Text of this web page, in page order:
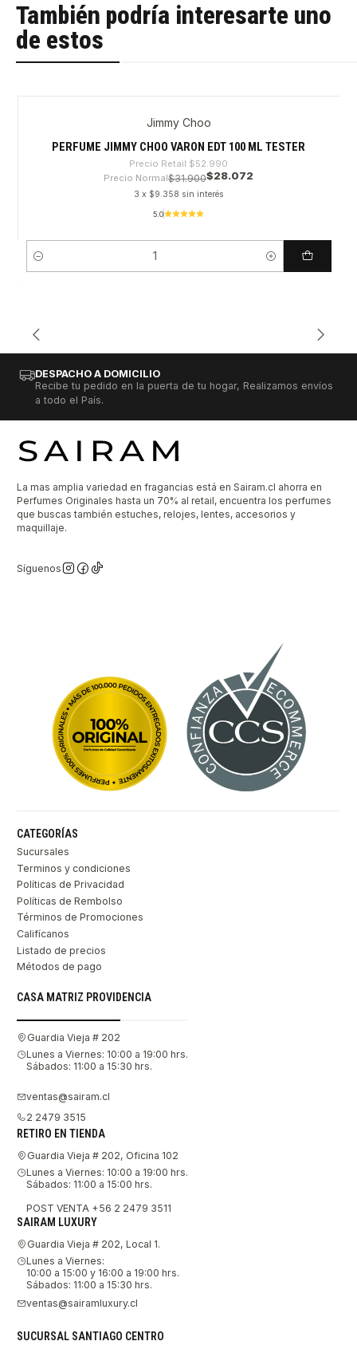
También podría interesarte uno
de estos
Jimmy Choo
PERFUME JIMMY CHOO VARON EDT 100 ML TESTER
Precio Retail $52.990
Precio Normal$31.900$28.072
3 x $9.358 sin interés
5.0
Cantidad
DESPACHO A DOMICILIO
Recibe tu pedido en la puerta de tu hogar, Realizamos envíos
a todo el País.
La mas amplia variedad en fragancias está en Sairam.cl ahorra en
Perfumes Originales hasta un 70% al retail, encuentra los perfumes
que buscas también estuches, relojes, lentes, accesorios y
maquillaje.
Síguenos
CATEGORÍAS
Sucursales
Terminos y condiciones
Políticas de Privacidad
Políticas de Rembolso
Términos de Promociones
Califícanos
Listado de precios
Métodos de pago
CASA MATRIZ PROVIDENCIA
Guardia Vieja # 202
Lunes a Viernes: 10:00 a 19:00 hrs.
Sábados: 11:00 a 15:30 hrs.
ventas@sairam.cl
2 2479 3515
RETIRO EN TIENDA
Guardia Vieja # 202, Oficina 102
Lunes a Viernes: 10:00 a 19:00 hrs.
Sábados: 11:00 a 15:00 hrs.
POST VENTA +56 2 2479 3511
SAIRAM LUXURY
Guardia Vieja # 202, Local 1.
Lunes a Viernes:
10:00 a 15:00 y 16:00 a 19:00 hrs.
Sábados: 11:00 a 15:30 hrs.
ventas@sairamluxury.cl
SUCURSAL SANTIAGO CENTRO